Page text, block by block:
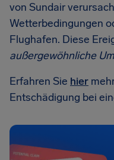
von Sundair
Wetterbedingungen
Flughafen. Diese
außergewöhnliche
Erfahren Sie hier
Entschädigung bei